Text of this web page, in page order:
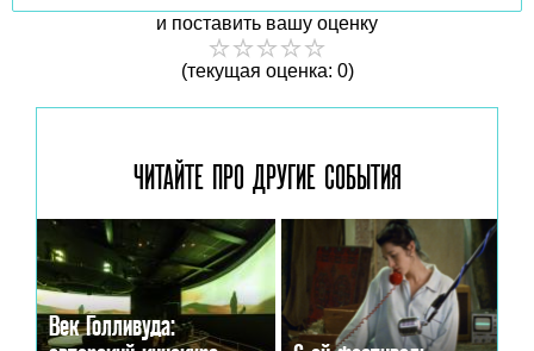
и поставить вашу оценку
(текущая оценка: 0)
ЧИТАЙТЕ ПРО ДРУГИЕ СОБЫТИЯ
Век Голливуда: